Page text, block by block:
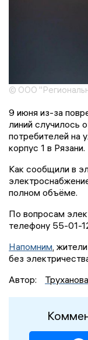
© ООО
9 июня из-за
линий случилось
потребителей на
корпус 1 в Рязани.
Как сообщили в
полном объёме.
По вопросам
телефону 55-01-
Напомним,
без
Автор: